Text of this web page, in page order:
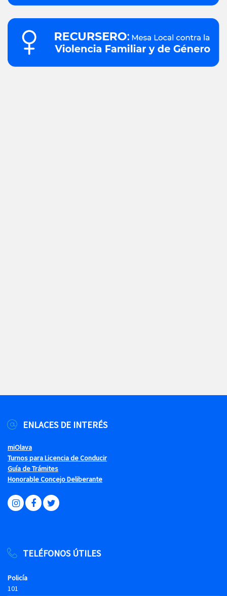
ENLACES DE INTERÉS
miOlava
Turnos para Licencia de Conducir
Guía de Trámites
Honorable Concejo Deliberante
TELÉFONOS ÚTILES
Policía
101